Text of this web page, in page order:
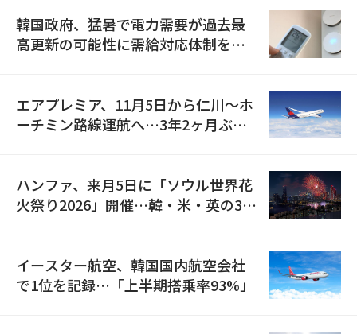
韓国政府、猛暑で電力需要が過去最
高更新の可能性に需給対応体制を点
エアプレミア、11月5日から仁川〜ホ
ーチミン路線運航へ…3年2ヶ月ぶり
ハンファ、来月5日に「ソウル世界花
火祭り2026」開催…韓・米・英の3カ
イースター航空、韓国国内航空会社
で1位を記録…「上半期搭乗率93%」